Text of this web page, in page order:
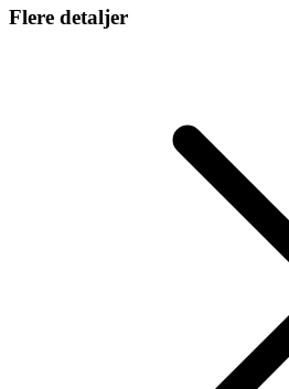
Flere detaljer